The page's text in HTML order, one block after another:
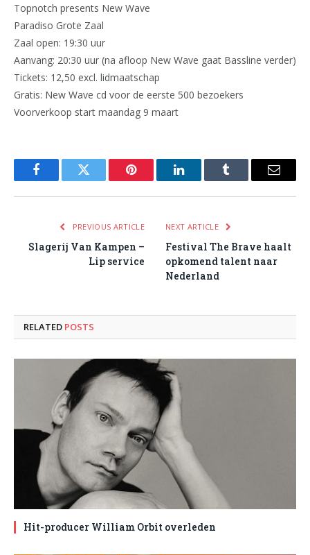
Topnotch presents New Wave
Paradiso Grote Zaal
Zaal open: 19:30 uur
Aanvang: 20:30 uur (na afloop New Wave gaat Bassline verder)
Tickets: 12,50 excl. lidmaatschap
Gratis: New Wave cd voor de eerste 500 bezoekers
Voorverkoop start maandag 9 maart
FacebookTwitter Pinterest LinkedInTumblr Email
PREVIOUS ARTICLE
Slagerij Van Kampen –
Lip service
NEXT ARTICLE
Festival The Brave haalt
opkomend talent naar
Nederland
RELATED POSTS
Hit-producer William Orbit overleden